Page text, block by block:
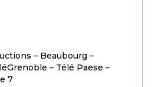
– Beaubourg –
– Télé Paese –
7